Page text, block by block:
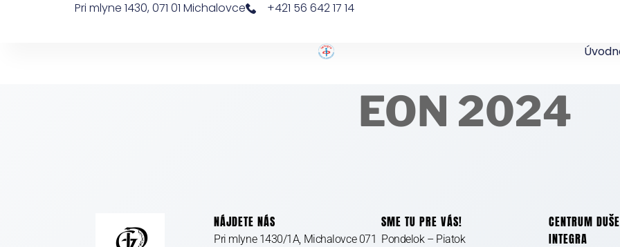
Pri mlyne 1430, 071 01 Michalovce +421 56 642 17 14
EON 2024
NÁJDETE NÁS
Pri mlyne 1430/1A, Michalovce 071
SME TU PRE VÁS!
Pondelok – Piatok
CENTRUM
INTEGRA